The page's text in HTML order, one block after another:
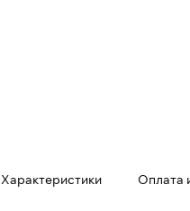
Характеристики Оплата